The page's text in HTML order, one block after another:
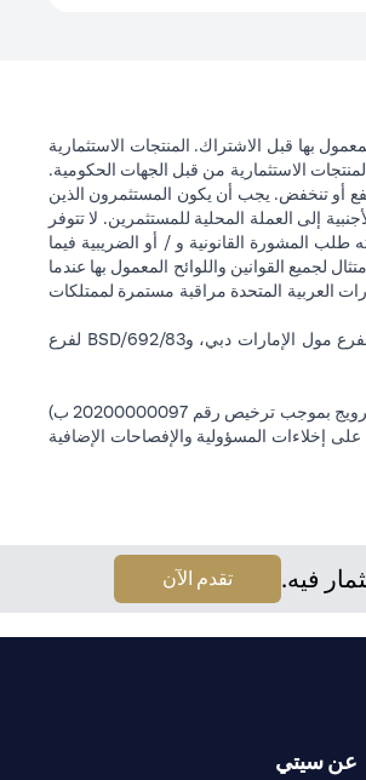
بها قبل الاشتراك. المنتجات الاستثمارية
الاستثمارية من قبل الجهات الحكومية.
أو تنخفض. يجب أن يكون المستثمرون الذين
إلى العملة المحلية للمستثمرين. لا تتوفر
المشورة القانونية و / أو الضريبية فيما
لجميع القوانين واللوائح المعمول بها عندما
العربية المتحدة مراقبة مستمرة لممتلكات
سيتي بنك إن إيه - الإمارات العربية المتحدة مسجل لدى مصرف الإمارات العربية المتحدة المركزي بموجب أرقام التراخيص BSD/504/83 لفرع الوصل دبي، و13/184/2019 لفرع مول الإمارات دبي، وBSD/692/83 لفرع
سيتي بنك إن إيه الإمارات العربية المتحدة مرخص من هيئة الأوراق المالية والسلع في الإمارات العربية المتحدة ("SCA") للقيام بالنشاط المالي لـ أ) الاستشارات المالية والتعريف والترويج بموجب ترخيص رقم 20200000097 ب)
ترخيص رقم 20200000198 ج) إدارة المحافظ بموجب ترخيص رقم 20200000240 د) الحفظ بموجب ترخيص رقم 602003. للحصول على إخلاءات المسؤولية والإفصاحات الإضافية
فيه. تقدم الآن
عن سيتي